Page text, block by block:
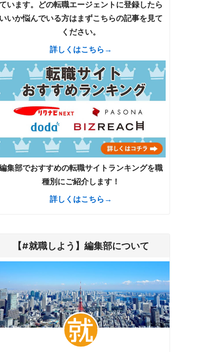
います。どの転職エージェントに登録したら
いいか悩んでいる方はまずこちらの記事を見て
ください。
詳しくはこちら→
集部でおすすめの転職サイトランキングを職
種別にご紹介します！
詳しくはこちら→
【#就職しよう】編集部について